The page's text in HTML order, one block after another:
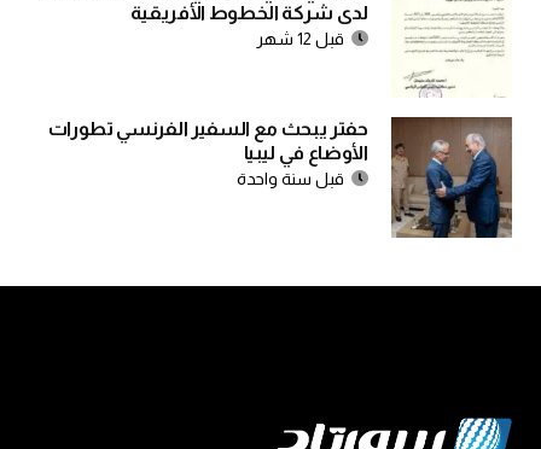
لدى شركة الخطوط الأفريقية
قبل 12 شهر
حفتر يبحث مع السفير الفرنسي تطورات
الأوضاع في ليبيا
قبل سنة واحدة